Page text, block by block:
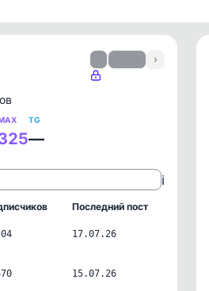
›
TG
—
ℹ️
Последний пост
17.07.26
15.07.26